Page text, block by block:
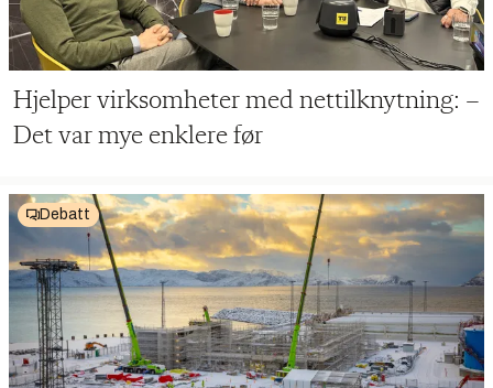
Hjelper virksomheter med nettilknytning: –
Det var mye enklere før
Debatt